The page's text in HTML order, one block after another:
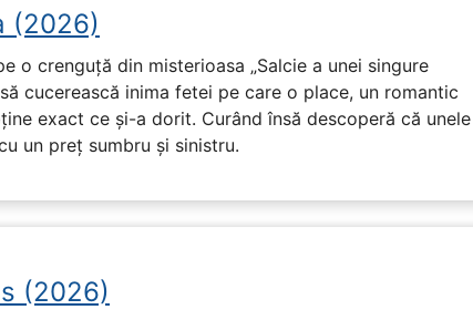
(2026)
o crenguță din misterioasa „Salcie a unei singure
cucerească inima fetei pe care o place, un romantic
exact ce și-a dorit. Curând însă descoperă că unele
un preț sumbru și sinistru.
(2026)